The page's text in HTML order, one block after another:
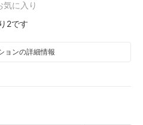
気に入り
2です
ョンの詳細情報